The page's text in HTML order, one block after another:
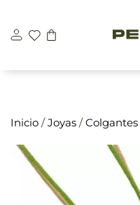
contenido
Inicio /Joyas /Colgantes